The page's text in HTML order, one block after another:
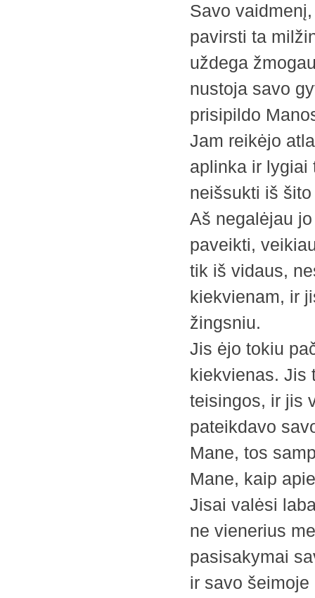
Savo
pavirsti ta
uždega
nustoja savo
prisipildo
Jam reikėjo
aplinka ir lygiai
neišsukti iš
Aš negalėjau
paveikti,
tik iš vidaus,
kiekvienam, ir
žingsniu.
Jis ėjo tokiu
kiekvienas. Jis
teisingos, ir jis
pateikdavo
Mane, tos
Mane, kaip
Jisai valėsi
ne vienerius
pasisakymai
ir savo